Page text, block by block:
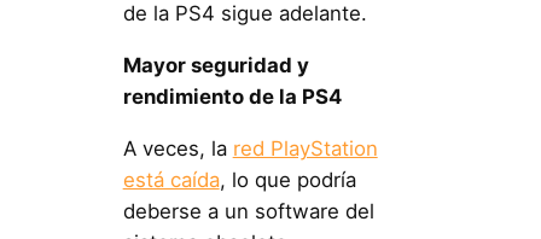
de la PS4 sigue adelante.
Mayor seguridad y
rendimiento de la PS4
A veces, la red PlayStation
está caída, lo que podría
deberse a un software del